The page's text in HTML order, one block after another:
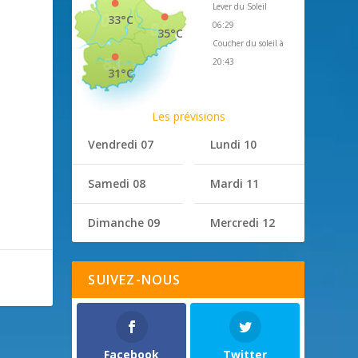
35°C
33°C
31°C
Lever du Soleil
06:29
Coucher du soleil à
20:43
Les prévisions
Vendredi 07
Samedi 08
Dimanche 09
Lundi 10
Mardi 11
Mercredi 12
SUIVEZ-NOUS
Facebook Twitter